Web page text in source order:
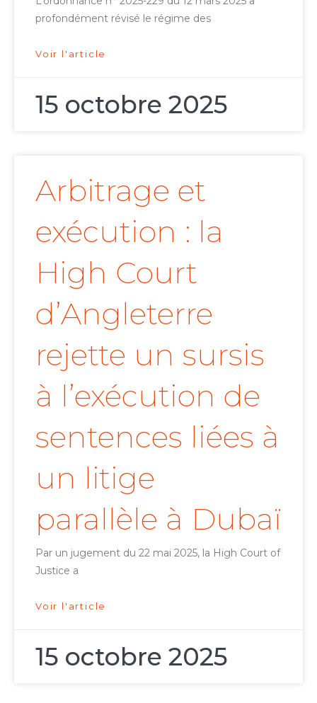
profondément révisé le régime des
Voir l'article
15 octobre 2025
Arbitrage et
exécution : la
High Court
d’Angleterre
rejette un sursis
à l’exécution de
sentences liées à
un litige
parallèle à Dubaï
Par un jugement du 22 mai 2025, la High Court of
Justice a
Voir l'article
15 octobre 2025